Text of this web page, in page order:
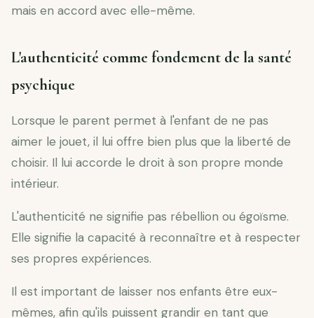
mais en accord avec elle-même.
L'authenticité comme fondement de la santé
psychique
Lorsque le parent permet à l'enfant de ne pas
aimer le jouet, il lui offre bien plus que la liberté de
choisir. Il lui accorde le droit à son propre monde
intérieur.
L'authenticité ne signifie pas rébellion ou égoïsme.
Elle signifie la capacité à reconnaître et à respecter
ses propres expériences.
Il est important de laisser nos enfants être eux-
mêmes, afin qu'ils puissent grandir en tant que